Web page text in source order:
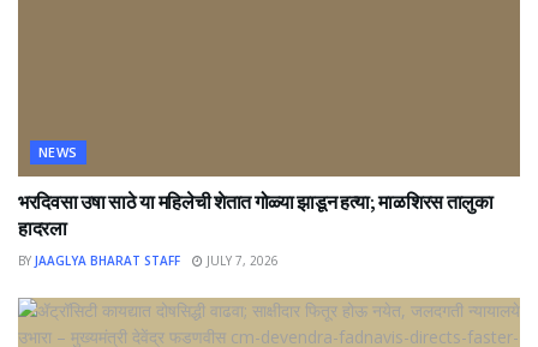
NEWS
भरदिवसा उषा साठे या महिलेची शेतात गोळ्या झाडून हत्या; माळशिरस तालुका
हादरला
BY JAAGLYA BHARAT STAFF JULY 7, 2026